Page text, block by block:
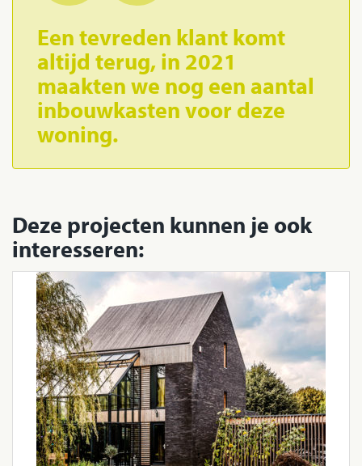
Een tevreden klant komt
altijd terug, in 2021
maakten we nog een aantal
inbouwkasten voor deze
woning.
Deze projecten kunnen je ook
interesseren: